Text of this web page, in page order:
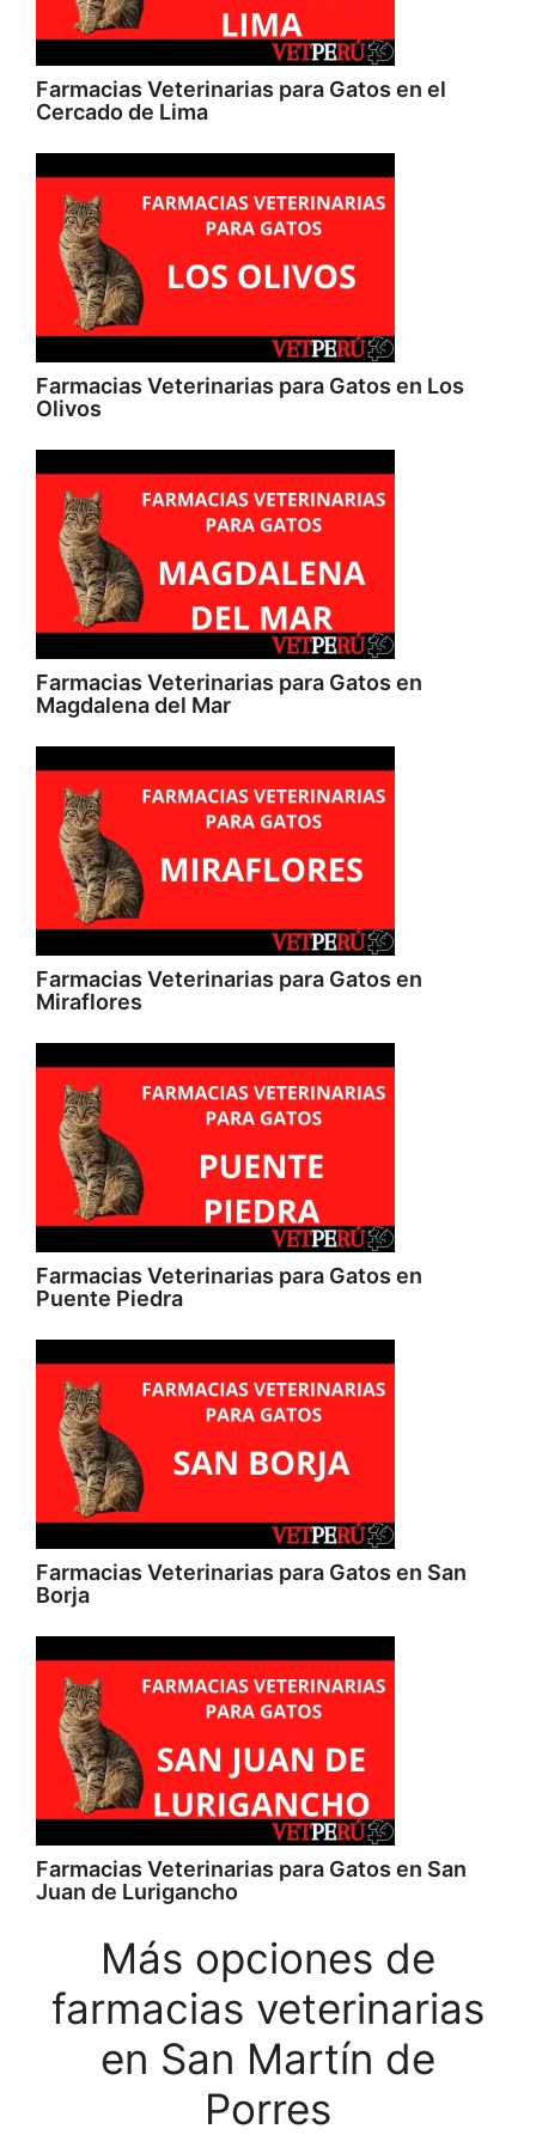
Farmacias Veterinarias para Gatos en el
Cercado de Lima
Farmacias Veterinarias para Gatos en Los
Olivos
Farmacias Veterinarias para Gatos en
Magdalena del Mar
Farmacias Veterinarias para Gatos en
Miraflores
Farmacias Veterinarias para Gatos en
Puente Piedra
Farmacias Veterinarias para Gatos en San
Borja
Farmacias Veterinarias para Gatos en San
Juan de Lurigancho
Más opciones de
farmacias veterinarias
en San Martín de
Porres